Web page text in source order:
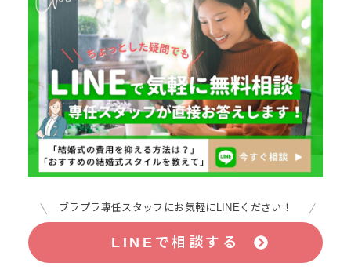
ブラプラ専任スタッフにお気軽にLINEください！
LINEで相談する